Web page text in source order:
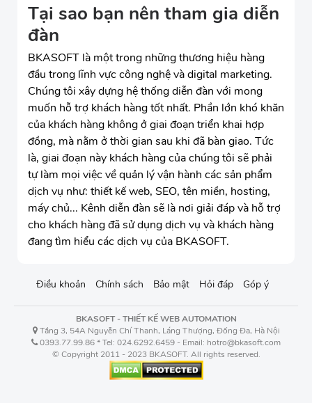
Tại sao bạn nên tham gia diễn
đàn
BKASOFT là một trong những thương hiệu hàng
đầu trong lĩnh vực công nghệ và digital marketing.
Chúng tôi xây dựng hệ thống diễn đàn với mong
muốn hỗ trợ khách hàng tốt nhất. Phần lớn khó khăn
của khách hàng không ở giai đoạn triển khai hợp
đồng, mà nằm ở thời gian sau khi đã bàn giao. Tức
là, giai đoạn này khách hàng của chúng tôi sẽ phải
tự làm mọi việc về quản lý vận hành các sản phẩm
dịch vụ như: thiết kế web, SEO, tên miền, hosting,
máy chủ... Kênh diễn đàn sẽ là nơi giải đáp và hỗ trợ
cho khách hàng đã sử dụng dịch vụ và khách hàng
đang tìm hiểu các dịch vụ của BKASOFT.
Điều khoản Chính sách Bảo mật Hỏi đáp Góp ý
BKASOFT - THIẾT KẾ WEB AUTOMATION
Tầng 3, 54A Nguyễn Chí Thanh, Láng Thượng, Đống Đa, Hà Nội
0393.77.99.86 * Tel: 024.6292.6459 - Email: hotro@bkasoft.com
© Copyright 2011 - 2023 BKASOFT. All rights reserved.